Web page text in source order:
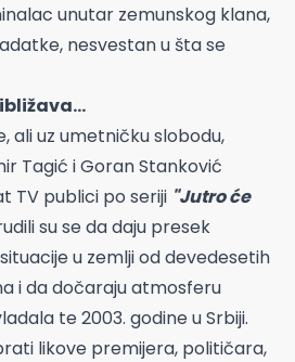
unutar zemunskog klana,
nesvestan u šta se
ali uz umetničku slobodu,
Tagić i Goran Stanković
TV publici po seriji "Jutro će
su se da daju presek
u zemlji od devedesetih
i da dočaraju atmosferu
te 2003. godine u Srbiji.
likove premijera, političara,